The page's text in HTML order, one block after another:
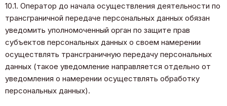
10.1. Оператор до начала осуществления деятельности по
трансграничной передаче персональных данных обязан
уведомить уполномоченный орган по защите прав
субъектов персональных данных о своем намерении
осуществлять трансграничную передачу персональных
данных (такое уведомление направляется отдельно от
уведомления о намерении осуществлять обработку
персональных данных).